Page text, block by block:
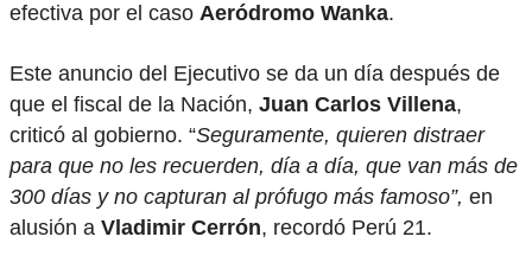
efectiva por el caso Aeródromo Wanka.
Este anuncio del Ejecutivo se da un día después de
que el fiscal de la Nación, Juan Carlos Villena,
criticó al gobierno. “Seguramente, quieren distraer
para que no les recuerden, día a día, que van más de
300 días y no capturan al prófugo más famoso”, en
alusión a Vladimir Cerrón, recordó Perú 21.